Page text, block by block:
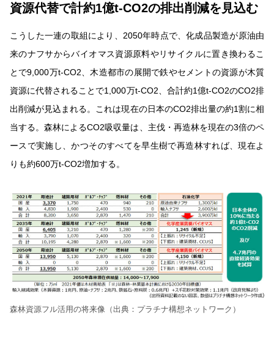
資源代替で計約1億t-CO2の排出削減を見込む
こうした一連の取組により、2050年時点で、化成品製造が原油由
来のナフサからバイオマス資源原料やリサイクルに置き換わるこ
とで9,000万t-CO2、木造都市の展開で鉄やセメントの資源が木質
資源に代替されることで1,000万t-CO2、合計約1億t-CO2のCO2排
出削減が見込まれる。これは現在の日本のCO2排出量の約1割に相
当する。森林によるCO2吸収量は、主伐・再造林を現在の3倍のペ
ースで実施し、かつそのすべてを早生樹で再造林すれば、現在よ
りも約600万t-CO2増加する。
森林資源フル活用の将来像（出典：プラチナ構想ネットワーク）